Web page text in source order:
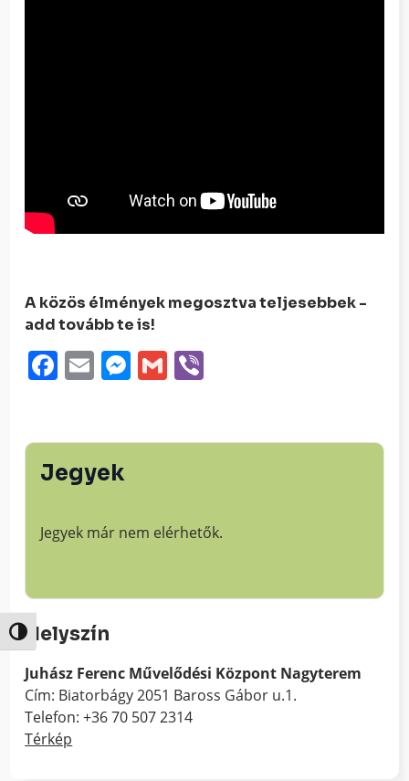
Nagy kontraszt váltása
A közös élmények megosztva teljesebbek -
add tovább te is!
Facebook
EmailMessenger
Gmail
Jegyek
Jegyek már nem elérhetők.
Helyszín
Juhász Ferenc Művelődési Központ Nagyterem
Cím: Biatorbágy 2051 Baross Gábor u.1.
Telefon: +36 70 507 2314
Térkép